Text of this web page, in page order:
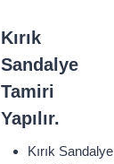
Kırık
Sandalye
Tamiri
Yapılır.
Kırık Sandalye